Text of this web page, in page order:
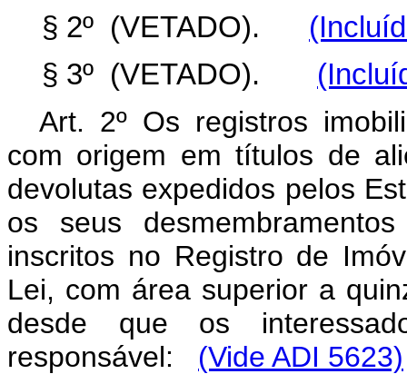
§ 2º (VETADO).
§ 3º (VETADO).
Art. 2º Os registros
com origem em títulos de
devolutas expedidos pelos
os seus
inscritos no Registro de
Lei, com área superior a
desde que os
responsável: (Vide ADI 5623)